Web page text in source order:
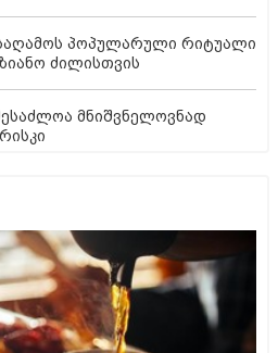
საღამოს პოპულარული რიტუალი
ძილისთვის
მნიშვნელოვნად